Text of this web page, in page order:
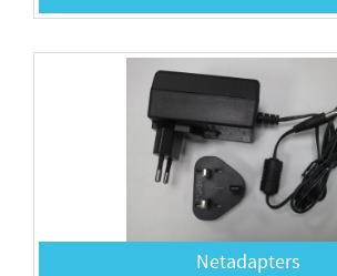
Netadapters